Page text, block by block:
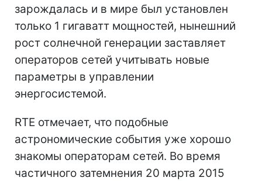
зарождалась и в мире был установлен
только 1 гигаватт мощностей, нынешний
рост солнечной генерации заставляет
операторов сетей учитывать новые
параметры в управлении
энергосистемой.
RTE отмечает, что подобные
астрономические события уже хорошо
знакомы операторам сетей. Во время
частичного затемнения 20 марта 2015